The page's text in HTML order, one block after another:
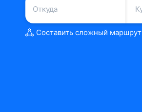
Составить сложный маршрут